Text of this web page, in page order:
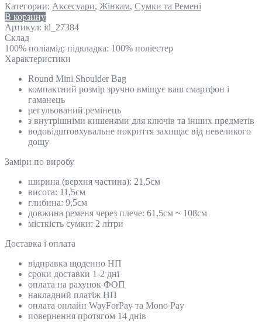
Категории: Аксесуари, Жінкам, Сумки та Ремені
В корзину
Артикул: id_27384
Склад
100% поліамід; підкладка: 100% поліестер
Характеристики
Round Mini Shoulder Bag
компактний розмір зручно вміщує ваш смартфон і
гаманець
регульований ремінець
з внутрішніми кишенями для ключів та інших предметів
водовідштовхувальне покриття захищає від невеликого
дощу
Замiри по виробу
ширина (верхня частина): 21,5см
висота: 11,5см
глибина: 9,5см
довжина ременя через плече: 61,5см ~ 108см
місткість сумки: 2 літри
Доставка і оплата
відправка щоденно НП
сроки доставки 1-2 дні
оплата на рахунок ФОП
накладний платіж НП
оплата онлайн WayForPay та Mono Pay
повернення протягом 14 днів